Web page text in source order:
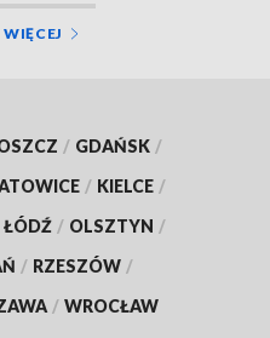
/ GDAŃSK /
/ KIELCE /
ŁÓDŹ / OLSZTYN /
/ RZESZÓW /
/ WROCŁAW